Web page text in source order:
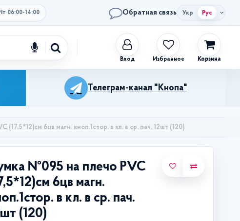
06:00-14:00 Обратная связь Укр Рус
Избранное Корзина
Телеграм-канал "Кнопа"
(17,5*12)см 6цв магн. кноп.1стор. в кл. в ср. пач. 12шт (120)
№095 на плечо PVC
6цв магн.
в кл. в ср. пач.
(120)